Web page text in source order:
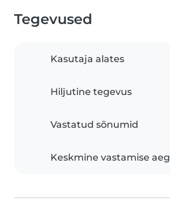
Tegevused
Kasutaja alates
Hiljutine tegevus
Vastatud sõnumid
Keskmine vastamise aeg